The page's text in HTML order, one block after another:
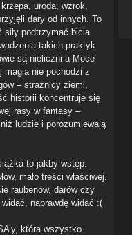
uroda, wzrok,
dary od innych. To
podtrzymać bicia
takich praktyk
są nieliczni a Moce
magia nie pochodzi z
– strażnicy ziemi,
historii koncentruje się
rasy w fantasy –
ludzie i porozumiewają
to jakby wstęp.
mało treści właściwej.
raubenów, darów czy
naprawdę widać :(
która wszystko